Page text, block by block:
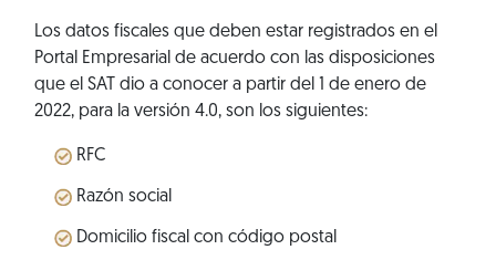
Los datos fiscales que deben estar registrados en el
Portal Empresarial de acuerdo con las disposiciones
que el SAT dio a conocer a partir del 1 de enero de
2022, para la versión 4.0, son los siguientes:
RFC
Razón social
Domicilio fiscal con código postal